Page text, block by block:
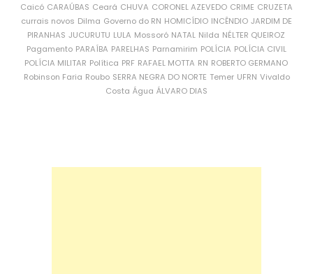
Caicó CARAÚBAS Ceará CHUVA CORONEL AZEVEDO CRIME CRUZETA
currais novos Dilma Governo do RN HOMICÍDIO INCÊNDIO JARDIM DE
PIRANHAS JUCURUTU LULA Mossoró NATAL Nilda NÉLTER QUEIROZ
Pagamento PARAÍBA PARELHAS Parnamirim POLÍCIA POLÍCIA CIVIL
POLÍCIA MILITAR Política PRF RAFAEL MOTTA RN ROBERTO GERMANO
Robinson Faria Roubo SERRA NEGRA DO NORTE Temer UFRN Vivaldo
Costa Água ÁLVARO DIAS